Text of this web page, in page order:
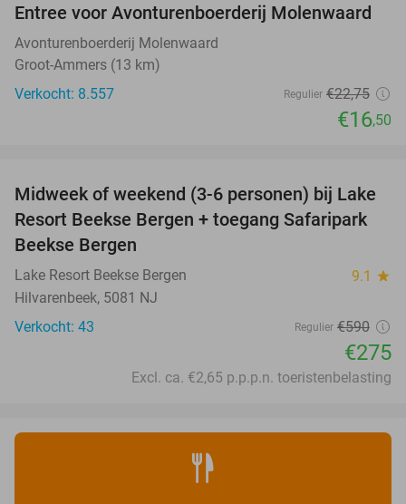
27%
Entree voor Avonturenboerderij Molenwaard
Avonturenboerderij Molenwaard
Groot-Ammers (13 km)
Verkocht: 8.557
Regulier €22,75
€16,50
53%
Midweek of weekend (3-6 personen) bij Lake
Resort Beekse Bergen + toegang Safaripark
Beekse Bergen
Lake Resort Beekse Bergen 9.1 star
Hilvarenbeek, 5081 NJ
Verkocht: 43
Regulier €590
€275
Excl. ca. €2,65 p.p.p.n. toeristenbelasting